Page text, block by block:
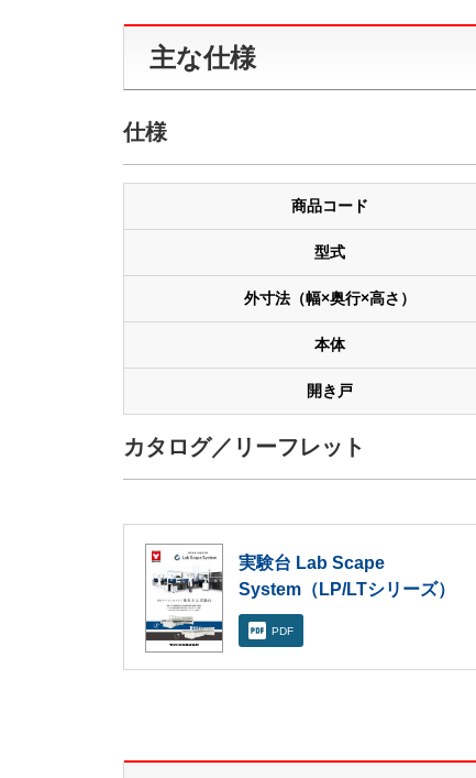
主な仕様
仕様
商品コード
型式
外寸法（幅×奥行×高さ）
本体
開き戸
カタログ／リーフレット
実験台 Lab Scape
System（LP/LTシリーズ）
PDF